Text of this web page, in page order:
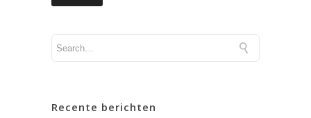
Recente berichten